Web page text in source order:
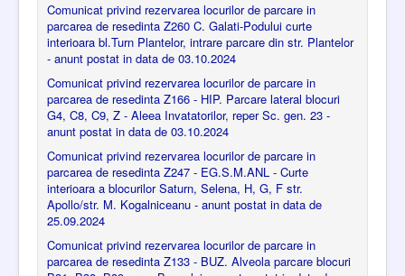
Comunicat privind rezervarea locurilor de parcare in
parcarea de resedinta Z260 C. Galati-Podului curte
interioara bl.Turn Plantelor, intrare parcare din str. Plantelor
- anunt postat in data de 03.10.2024
Comunicat privind rezervarea locurilor de parcare in
parcarea de resedinta Z166 - HIP. Parcare lateral blocuri
G4, C8, C9, Z - Aleea Invatatorilor, reper Sc. gen. 23 -
anunt postat in data de 03.10.2024
Comunicat privind rezervarea locurilor de parcare in
parcarea de resedinta Z247 - EG.S.M.ANL - Curte
interioara a blocurilor Saturn, Selena, H, G, F str.
Apollo/str. M. Kogalniceanu - anunt postat in data de
25.09.2024
Comunicat privind rezervarea locurilor de parcare in
parcarea de resedinta Z133 - BUZ. Alveola parcare blocuri